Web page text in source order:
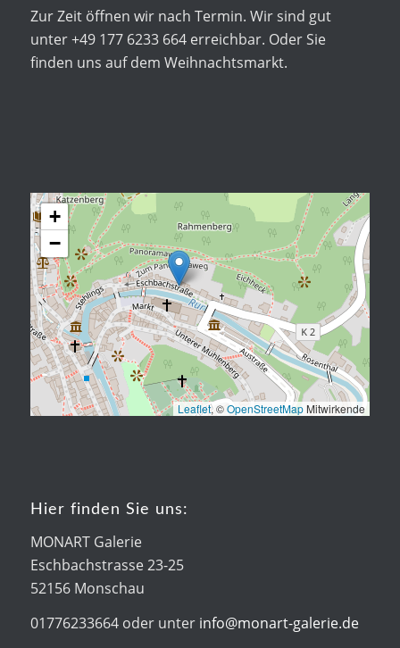
Zur Zeit öffnen wir nach Termin. Wir sind gut
unter +49 177 6233 664 erreichbar. Oder Sie
finden uns auf dem Weihnachtsmarkt.
+
−
Leaflet, ©OpenStreetMap Mitwirkende
Hier finden Sie uns:
MONART Galerie
Eschbachstrasse 23-25
52156 Monschau
01776233664 oder unter info@monart-galerie.de